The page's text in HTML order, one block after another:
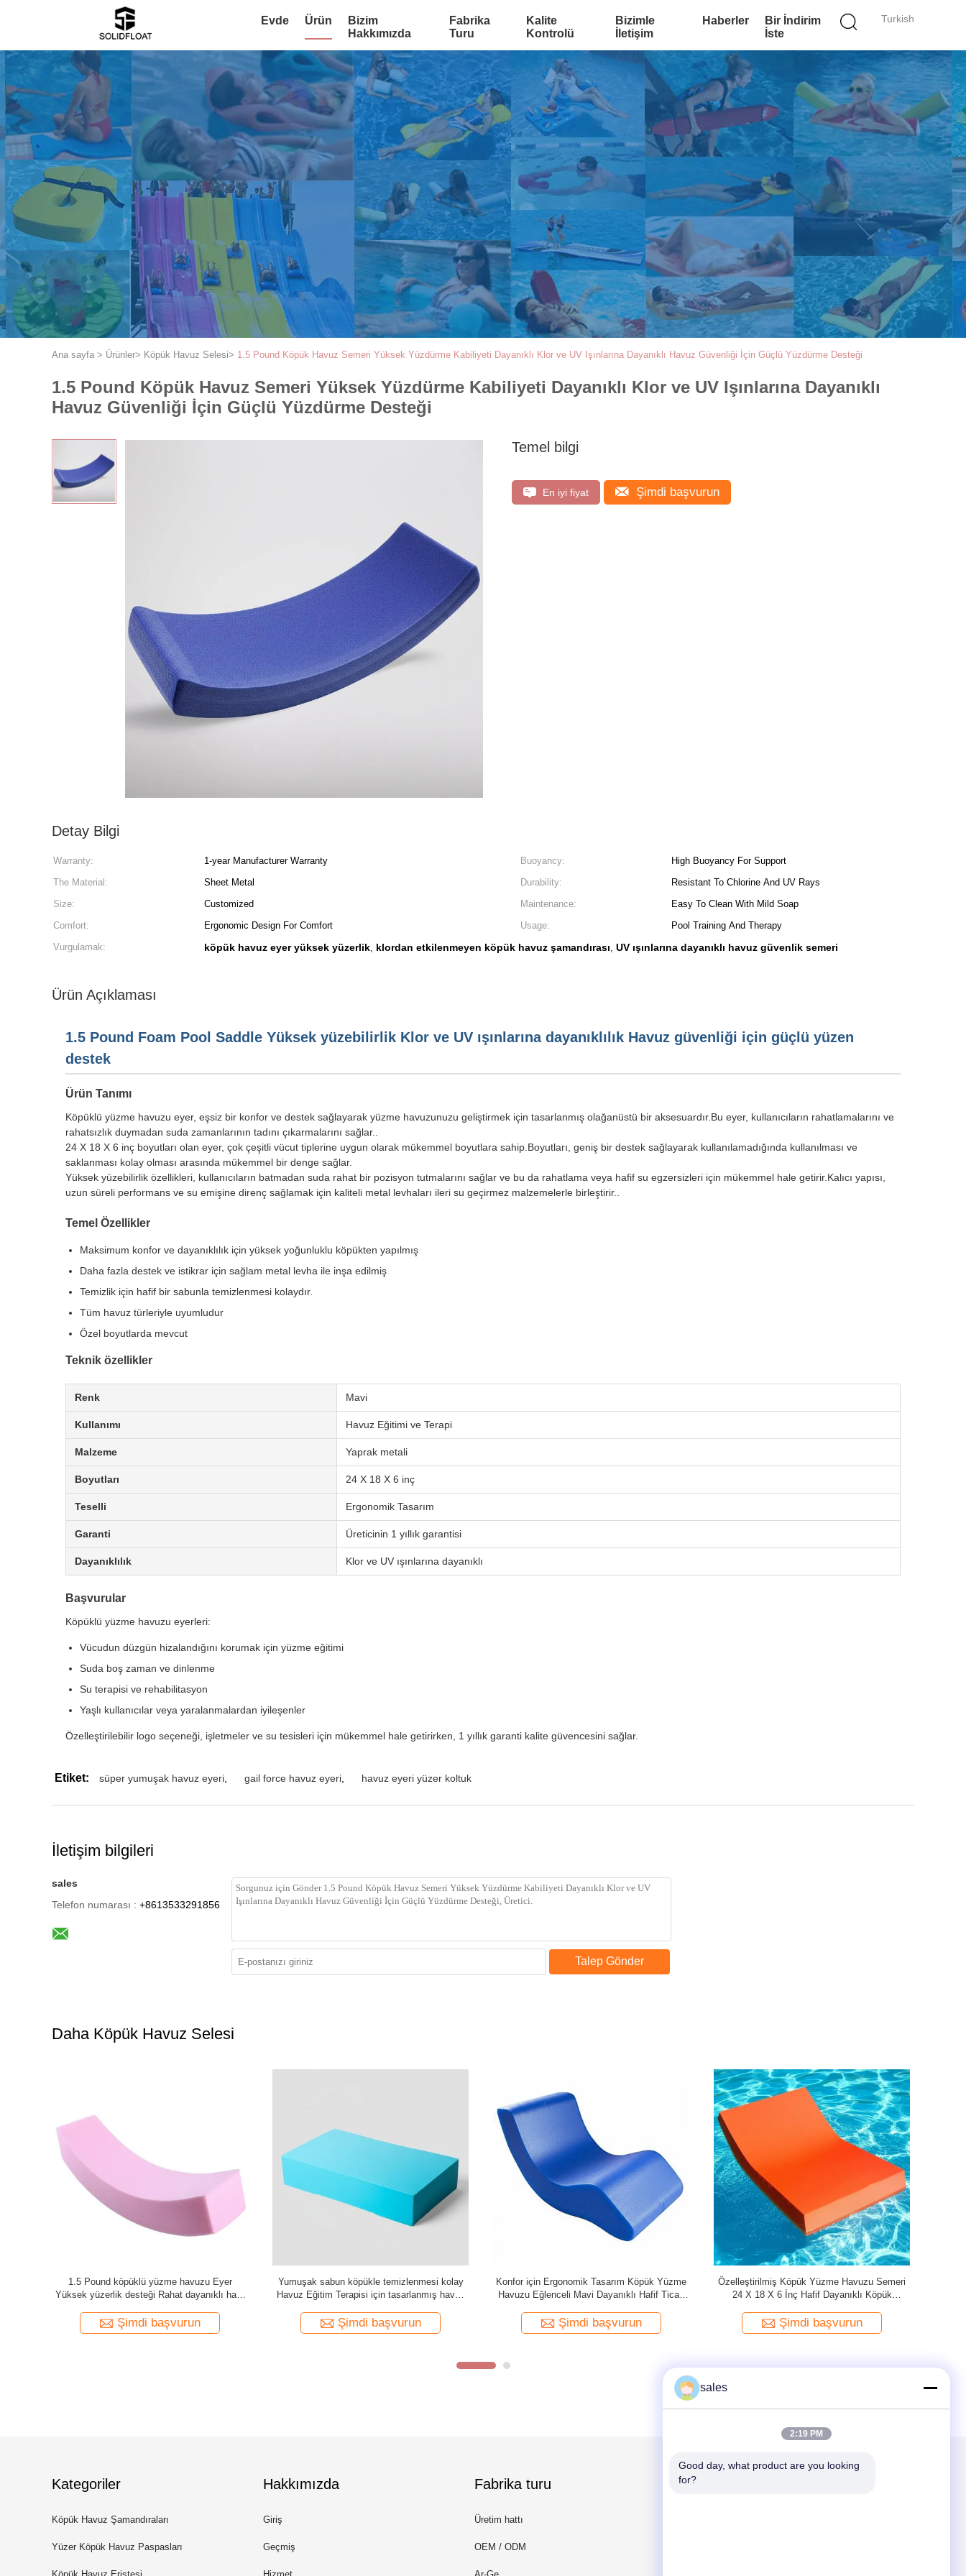
Turkish
Evde Ürün
Bizim
Hakkımızda
Fabrika
Turu
Kalite
Kontrolü
Bizimle
İletişim
Haberler
Bir İndirim
İste
Ana sayfa > Ürünler> Köpük Havuz Selesi> 1.5 Pound Köpük Havuz Semeri Yüksek Yüzdürme Kabiliyeti Dayanıklı Klor ve UV Işınlarına Dayanıklı Havuz Güvenliği İçin Güçlü Yüzdürme Desteği
1.5 Pound Köpük Havuz Semeri Yüksek Yüzdürme Kabiliyeti Dayanıklı Klor ve UV Işınlarına Dayanıklı
Havuz Güvenliği İçin Güçlü Yüzdürme Desteği
Temel bilgi
En iyi fiyat Şimdi başvurun
Detay Bilgi
Warranty: 1-year Manufacturer Warranty Buoyancy:
High Buoyancy For Support
The Material:
Sheet Metal Durability:
Resistant To Chlorine And UV Rays
Size:
Customized Maintenance:
Easy To Clean With Mild Soap
Comfort:
Ergonomic Design For Comfort Usage:
Pool Training And Therapy
Vurgulamak:
köpük havuz eyer yüksek yüzerlik, klordan etkilenmeyen köpük havuz şamandırası, UV ışınlarına dayanıklı havuz güvenlik semeri
Ürün Açıklaması
1.5 Pound Foam Pool Saddle Yüksek yüzebilirlik Klor ve UV ışınlarına dayanıklılık Havuz güvenliği için güçlü yüzen
destek
Ürün Tanımı
Köpüklü yüzme havuzu eyer, eşsiz bir konfor ve destek sağlayarak yüzme havuzunuzu geliştirmek için tasarlanmış olağanüstü bir aksesuardır.Bu eyer, kullanıcıların rahatlamalarını ve
rahatsızlık duymadan suda zamanlarının tadını çıkarmalarını sağlar..
24 X 18 X 6 inç boyutları olan eyer, çok çeşitli vücut tiplerine uygun olarak mükemmel boyutlara sahip.Boyutları, geniş bir destek sağlayarak kullanılamadığında kullanılması ve
saklanması kolay olması arasında mükemmel bir denge sağlar.
Yüksek yüzebilirlik özellikleri, kullanıcıların batmadan suda rahat bir pozisyon tutmalarını sağlar ve bu da rahatlama veya hafif su egzersizleri için mükemmel hale getirir.Kalıcı yapısı,
uzun süreli performans ve su emişine direnç sağlamak için kaliteli metal levhaları ileri su geçirmez malzemelerle birleştirir..
Temel Özellikler
Maksimum konfor ve dayanıklılık için yüksek yoğunluklu köpükten yapılmış
Daha fazla destek ve istikrar için sağlam metal levha ile inşa edilmiş
Temizlik için hafif bir sabunla temizlenmesi kolaydır.
Tüm havuz türleriyle uyumludur
Özel boyutlarda mevcut
Teknik özellikler
Renk Mavi
Kullanımı Havuz Eğitimi ve Terapi
Malzeme Yaprak metali
Boyutları 24 X 18 X 6 inç
Teselli Ergonomik Tasarım
Garanti Üreticinin 1 yıllık garantisi
Dayanıklılık Klor ve UV ışınlarına dayanıklı
Başvurular
Köpüklü yüzme havuzu eyerleri:
Vücudun düzgün hizalandığını korumak için yüzme eğitimi
Suda boş zaman ve dinlenme
Su terapisi ve rehabilitasyon
Yaşlı kullanıcılar veya yaralanmalardan iyileşenler
Özelleştirilebilir logo seçeneği, işletmeler ve su tesisleri için mükemmel hale getirirken, 1 yıllık garanti kalite güvencesini sağlar.
Etiket: süper yumuşak havuz eyeri gail force havuz eyeri havuz eyeri yüzer koltuk
İletişim bilgileri
sales
Telefon numarası : +8613533291856
Talep Gönder
Daha Köpük Havuz Selesi
Yumuşak sabun köpüğü ile temizlenmesi kolay
Dayanış için yüksek yüzerlik ile tasarlanmış
uygundur
Şimdi başvurun
24 X 18 X 6 inç köpük havuzu Eyer yoğunluğu
köpük özelleştirilmiş logo konforlu yüzme
Şimdi başvurun
Yüksek yüzebilirlik köpük havuzu eyerlik metal
yaprak özelleştirilmiş logo rahat destek ve
Şimdi başvurun
1.5 Pound Köpük Yüzme Havuzu Eyeri
Yüksek Yoğunluklu Köpük Malzeme, Yüzme
Şimdi başvurun
Kategoriler
Köpük Havuz Şamandıraları
Yüzer Köpük Havuz Paspasları
Hakkımızda
Giriş
Geçmiş
Fabrika turu
Üretim hattı
OEM / ODM
Mail Gönder
sales
2:19 PM
Good day, what product are you looking
for?